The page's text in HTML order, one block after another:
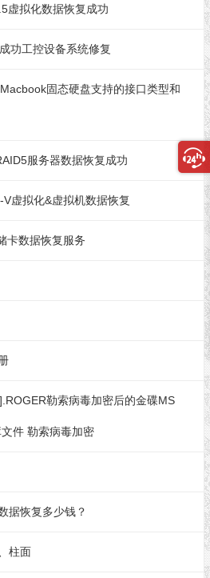
虚拟化数据恢复成功
功工控设备系统修复
固态硬盘支持的接口类型和
服务器数据恢复成功
虚拟化&虚拟机数据恢复
卡数据恢复服务
勒索病毒加密后的金碟MS
件 勒索病毒加密
据恢复多少钱？
柱面